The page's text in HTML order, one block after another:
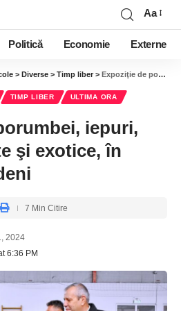
Aa
Politică Economie Externe
> Diverse > Timp liber > Expoziţie de porumbei, iepuri, păsări de curte şi exotice, în Popeşti-Leordeni
TIMP LIBER ULTIMA ORA
iepuri,
şi exotice, în
2024
6:36 PM
7 Min Citire